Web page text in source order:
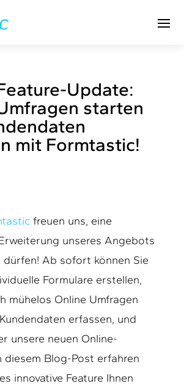
Update:
starten
mit Formtastic!
freuen uns, eine
unseres Angebots
dürfen! Ab sofort können Sie
Formulare erstellen,
mühelos Online Umfragen
erfassen, und
unsere neuen Online-
diesem Blog-Post erfahren
innovative Feature Ihnen